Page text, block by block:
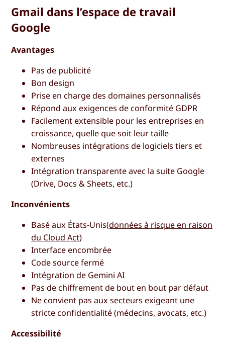
Gmail dans l’espace de travail
Google
Avantages
Pas de publicité
Bon design
Prise en charge des domaines personnalisés
Répond aux exigences de conformité GDPR
Facilement extensible pour les entreprises en
croissance, quelle que soit leur taille
Nombreuses intégrations de logiciels tiers et
externes
Intégration transparente avec la suite Google
(Drive, Docs & Sheets, etc.)
Inconvénients
Basé aux États-Unis(données à risque en raison
du Cloud Act)
Interface encombrée
Code source fermé
Intégration de Gemini AI
Pas de chiffrement de bout en bout par défaut
Ne convient pas aux secteurs exigeant une
stricte confidentialité (médecins, avocats, etc.)
Accessibilité